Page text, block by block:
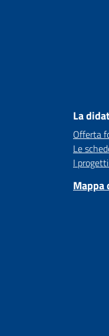
La
Offerta
Le
I
Mappa